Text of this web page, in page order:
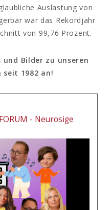
Auslastung von
war das Rekordjahr
von 99,76 Prozent.
und Bilder zu unseren
seit 1982 an!
- Neurosige